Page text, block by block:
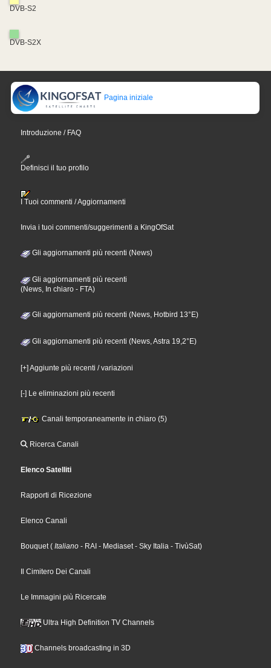
DVB-S2
DVB-S2X
Pagina iniziale
Introduzione / FAQ
Definisci il tuo profilo
I Tuoi commenti / Aggiornamenti
Invia i tuoi commenti/suggerimenti a KingOfSat
Gli aggiornamenti più recenti (News)
Gli aggiornamenti più recenti
(News, In chiaro - FTA)
Gli aggiornamenti più recenti (News, Hotbird 13°E)
Gli aggiornamenti più recenti (News, Astra 19,2°E)
[+] Aggiunte più recenti / variazioni
[-] Le eliminazioni più recenti
Canali temporaneamente in chiaro (5)
Ricerca Canali
Elenco Satelliti
Rapporti di Ricezione
Elenco Canali
Bouquet ( Italiano - RAI - Mediaset - Sky Italia - TivùSat)
Il Cimitero Dei Canali
Le Immagini più Ricercate
Ultra High Definition TV Channels
Channels broadcasting in 3D